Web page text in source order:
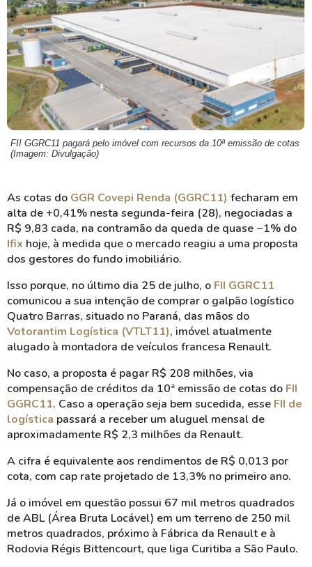
FII GGRC11 pagará pelo imóvel com recursos da 10ª emissão de cotas
(Imagem: Divulgação)
As cotas do GGR Covepi Renda (GGRC11) fecharam em
alta de +0,41% nesta segunda-feira (28), negociadas a
R$ 9,83 cada, na contramão da queda de quase −1% do
Ifix hoje, à medida que o mercado reagiu a uma proposta
dos gestores do fundo imobiliário.
Isso porque, no último dia 25 de julho, o FII GGRC11
comunicou a sua intenção de comprar o galpão logístico
Quatro Barras, situado no Paraná, das mãos do
Votorantim Logística (VTLT11), imóvel atualmente
alugado à montadora de veículos francesa Renault.
No caso, a proposta é pagar R$ 208 milhões, via
compensação de créditos da 10ª emissão de cotas do FII
GGRC11. Caso a operação seja bem sucedida, esse FII de
logística passará a receber um aluguel mensal de
aproximadamente R$ 2,3 milhões da Renault.
A cifra é equivalente aos rendimentos de R$ 0,013 por
cota, com cap rate projetado de 13,3% no primeiro ano.
Já o imóvel em questão possui 67 mil metros quadrados
de ABL (Área Bruta Locável) em um terreno de 250 mil
metros quadrados, próximo à Fábrica da Renault e à
Rodovia Régis Bittencourt, que liga Curitiba a São Paulo.